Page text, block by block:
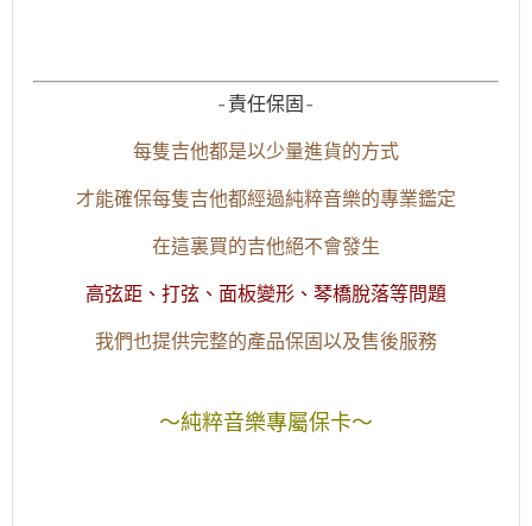
-責任保固-
每隻吉他都是以少量進貨的方式
才能確保每隻吉他都經過純粹音樂的專業鑑定
在這裏買的吉他絕不會發生
高弦距、打弦、面板變形、琴橋脫落等問題
我們也提供完整的產品保固以及售後服務
～純粹音樂專屬保卡～